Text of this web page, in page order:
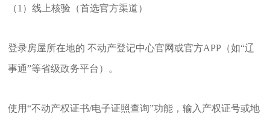
（1）线上核验（首选官方渠道）
登录房屋所在地的 不动产登记中心官网或官方APP（如“辽
事通”等省级政务平台）。
使用“不动产权证书/电子证照查询”功能，输入产权证号或地